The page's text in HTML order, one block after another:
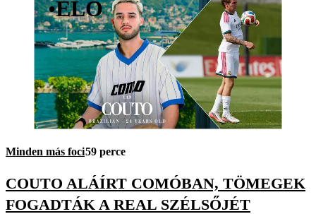
•ÉLŐ
Minden más foci59 perce
COUTO ALÁÍRT COMÓBAN, TÖMEGEK
FOGADTÁK A REAL SZÉLSŐJÉT